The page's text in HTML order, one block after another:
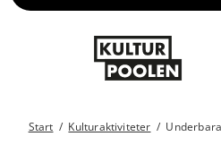
Start / Kulturaktiviteter /